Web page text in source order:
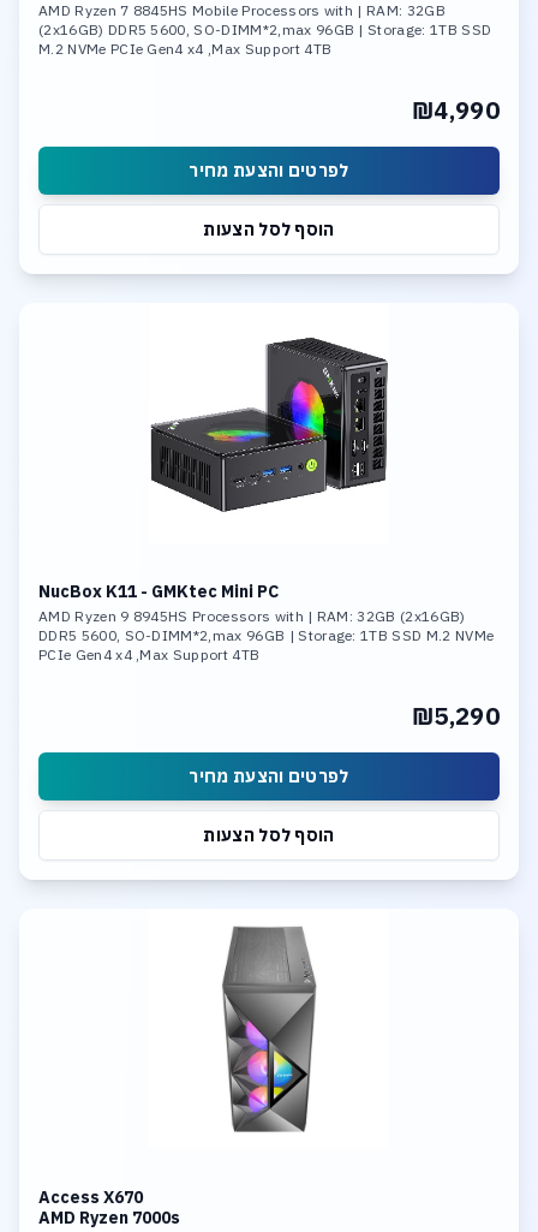
AMD Ryzen 7 8845HS Mobile Processors with | RAM: 32GB
(2x16GB) DDR5 5600, SO-DIMM*2,max 96GB | Storage: 1TB SSD
M.2 NVMe PCIe Gen4 x4 ,Max Support 4TB
₪4,990
לפרטים והצעת מחיר
הוסף לסל הצעות
NucBox K11 - GMKtec Mini PC
AMD Ryzen 9 8945HS Processors with | RAM: 32GB (2x16GB)
DDR5 5600, SO-DIMM*2,max 96GB | Storage: 1TB SSD M.2 NVMe
PCIe Gen4 x4 ,Max Support 4TB
₪5,290
לפרטים והצעת מחיר
הוסף לסל הצעות
Access X670
AMD Ryzen 7000s